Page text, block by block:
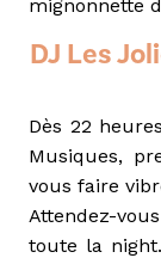
mignonnette
DJ Les
Dès 22
Musiques,
vous faire
Attendez-
toute la